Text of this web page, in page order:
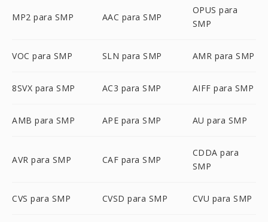
MP2 para SMP AAC para SMP
OPUS para
SMP
VOC para SMP SLN para SMP AMR para SMP
8SVX para SMP AC3 para SMP AIFF para SMP
AMB para SMP APE para SMP AU para SMP
AVR para SMP CAF para SMP
CDDA para
SMP
CVS para SMP CVSD para SMP CVU para SMP